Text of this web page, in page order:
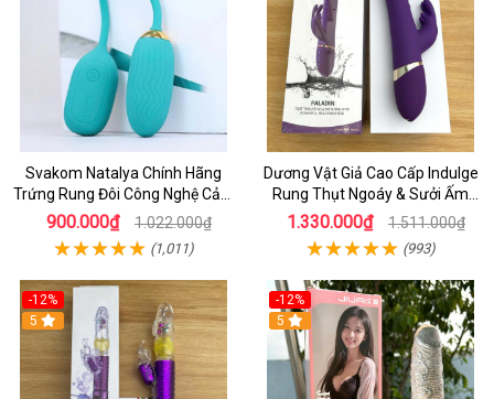
Svakom Natalya Chính Hãng
Trứng Rung Đôi Công Nghệ Cảm
Biến Âm Thanh
900.000₫ 1.022.000₫
(1,011)
Dương Vật Giả Cao Cấp Indulge
Rung Thụt Ngoáy & Sưởi Ấm
Điểm G
1.330.000₫ 1.511.000₫
(993)
-12%
5
-12%
5